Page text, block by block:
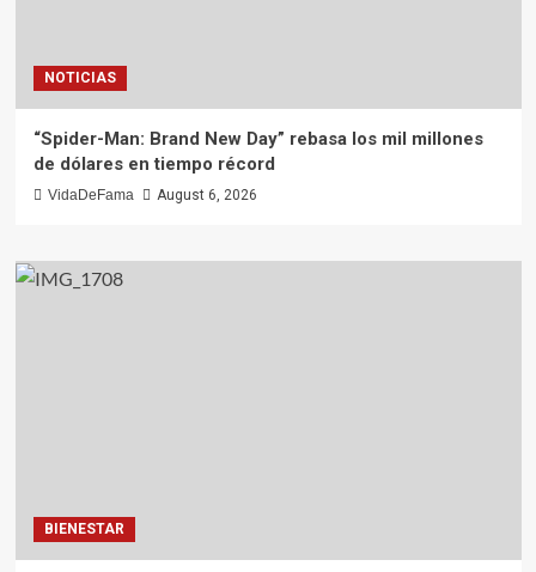
NOTICIAS
“Spider-Man: Brand New Day” rebasa los mil millones
de dólares en tiempo récord
VidaDeFama August 6, 2026
BIENESTAR